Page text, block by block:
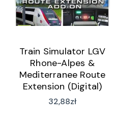
Train Simulator LGV
Rhone-Alpes &
Mediterranee Route
Extension (Digital)
32,88zł